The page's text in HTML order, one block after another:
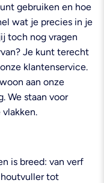
gebruiken en hoe
wat je precies in je
toch nog vragen
Je kunt terecht
klantenservice.
aan onze
We staan voor
is breed: van verf
tot